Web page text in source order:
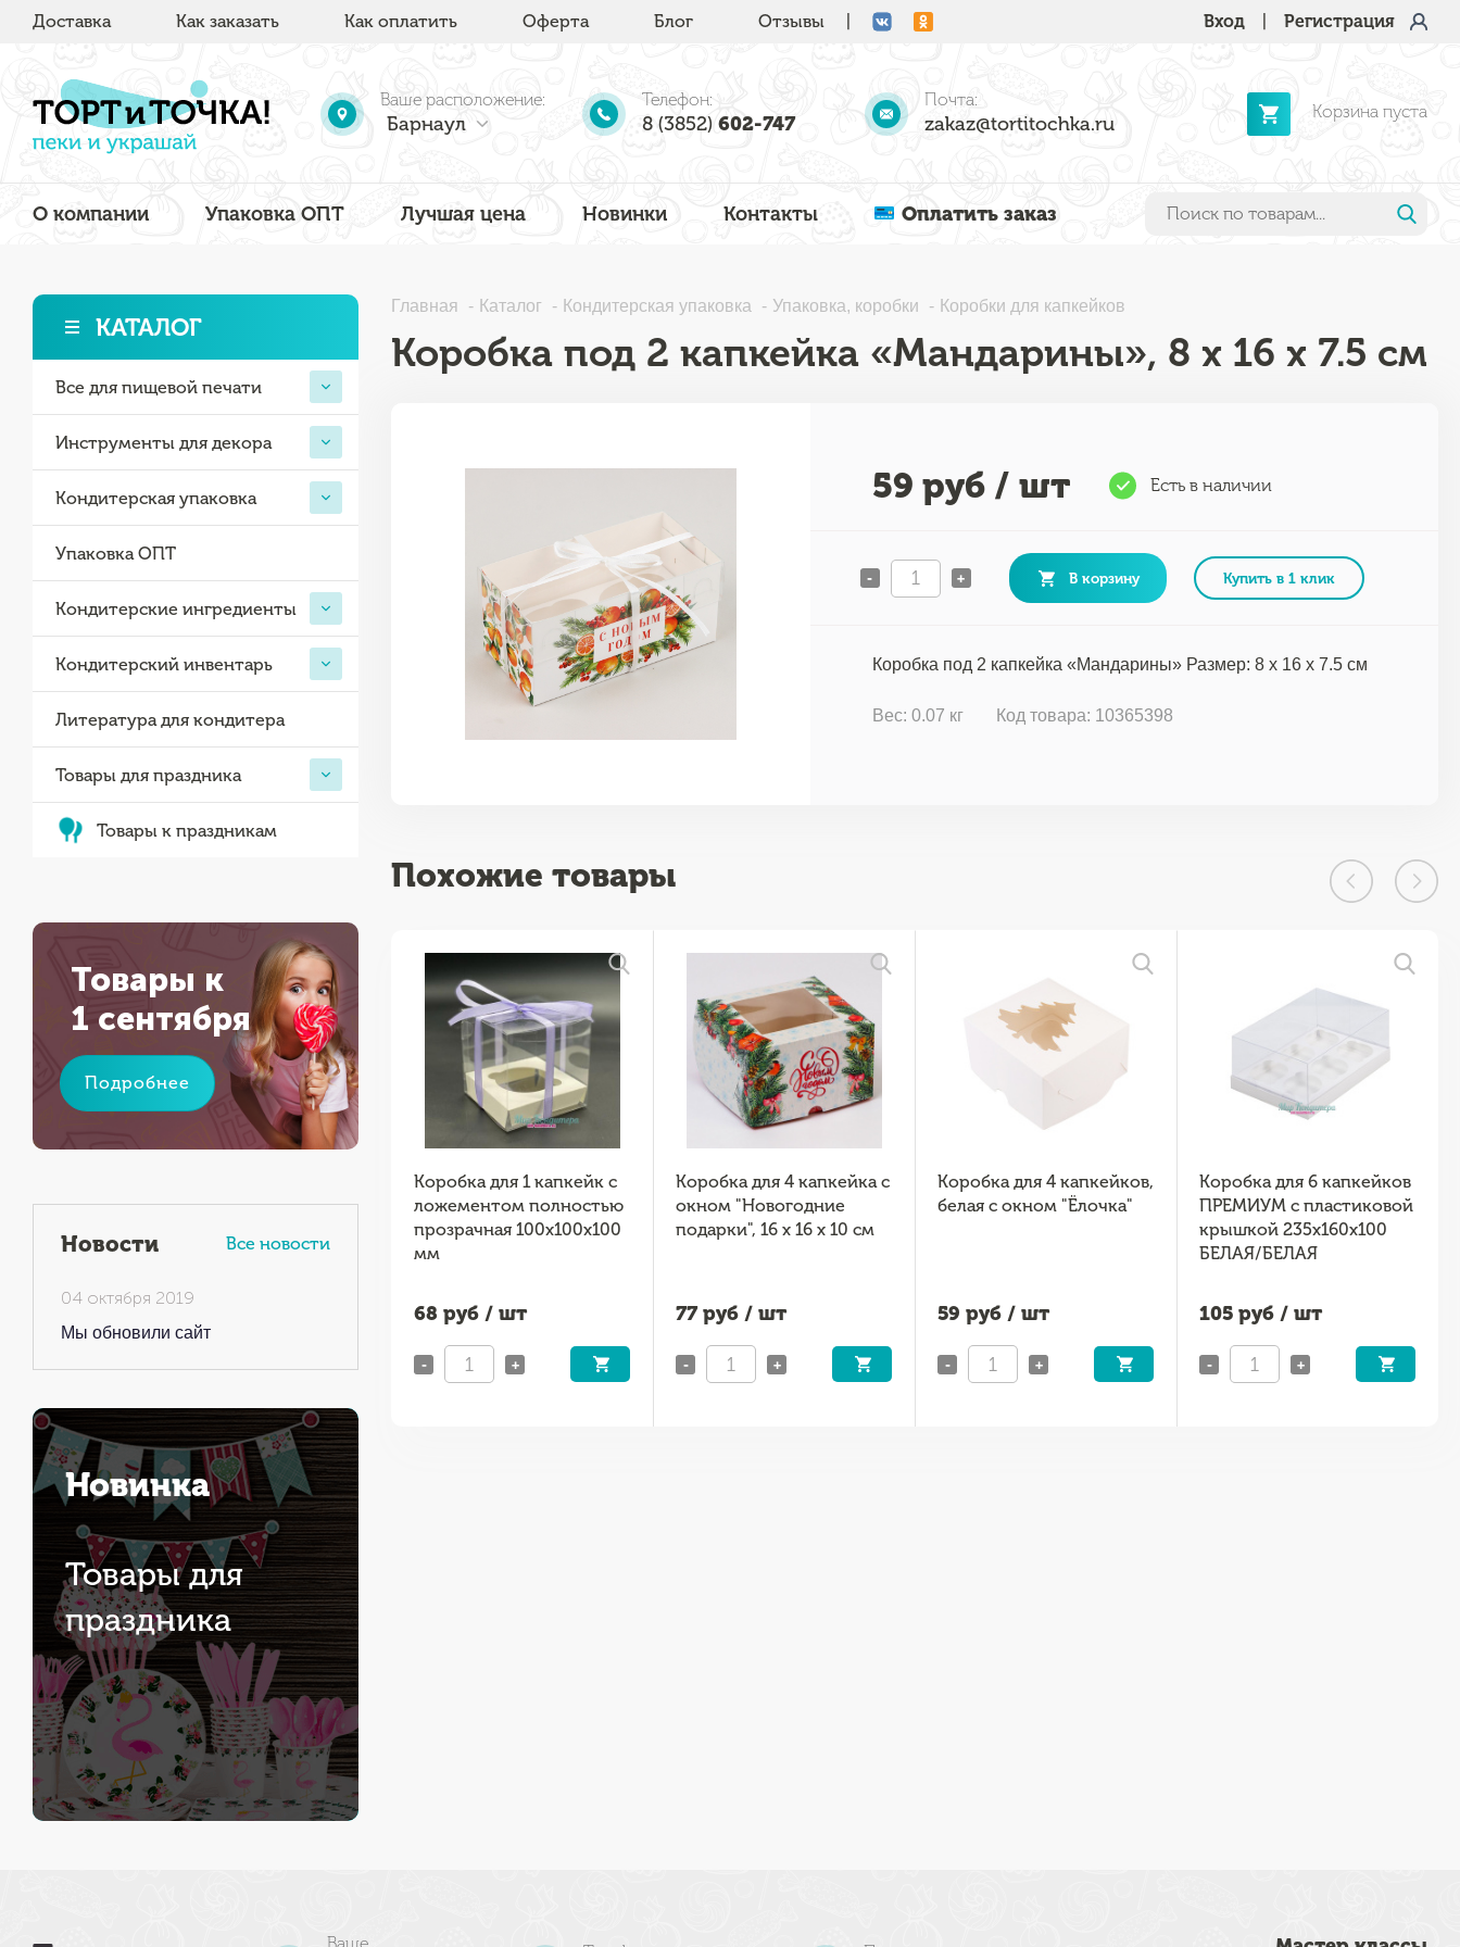
Доставка Как заказать Как оплатить Оферта Блог Отзывы Вход Регистрация
Ваше расположение:
Барнаул
Телефон:
8 (3852) 602-747
Почта:
zakaz@tortitochka.ru
Корзина пуста
О компании Упаковка ОПТ Лучшая цена Новинки Контакты Оплатить заказ
КАТАЛОГ
Все для пищевой печати
Инструменты для декора
Кондитерская упаковка
Упаковка ОПТ
Кондитерские ингредиенты
Кондитерский инвентарь
Литература для кондитера
Товары для праздника
Товары к праздникам
Товары к
1 сентября
Подробнее
Новости Все новости
04 октября 2019
Мы обновили сайт
Новинка
Товары для
праздника
Главная Каталог Кондитерская упаковка Упаковка, коробки Коробки для капкейков
Коробка под 2 капкейка «Мандарины», 8 х 16 х 7.5 см
59 руб / шт Есть в наличии
- + В корзину Купить в 1 клик
Коробка под 2 капкейка «Мандарины» Размер: 8 х 16 х 7.5 см
Вес: 0.07 кг Код товара: 10365398
Похожие товары
крышкой
с прямоугольным окном
Коробка для 1 капкейк с
ложементом полностью
прозрачная 100х100х100
мм
68 руб / шт
- +
Коробка для 4 капкейка с
окном "Новогодние
подарки", 16 х 16 х 10 см
77руб / шт
- +
Коробка для 4 капкейков,
белая с окном "Ёлочка"
59 руб / шт
- +
Коробка для 6 капкейков
ПРЕМИУМ с пластиковой
крышкой 235х160х100
БЕЛАЯ/БЕЛАЯ
105 руб / шт
- +